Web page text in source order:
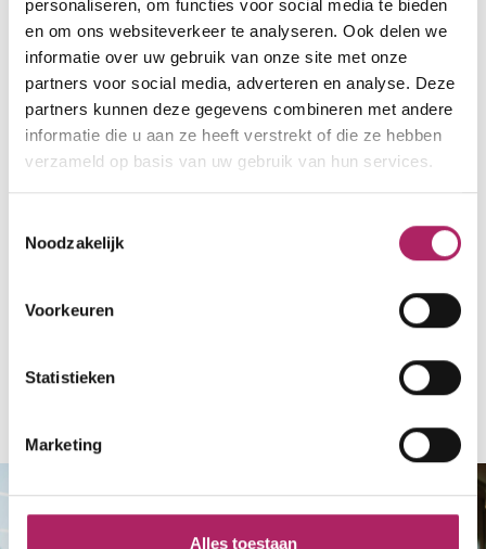
personaliseren, om functies voor social media te bieden
en om ons websiteverkeer te analyseren. Ook delen we
informatie over uw gebruik van onze site met onze
partners voor social media, adverteren en analyse. Deze
partners kunnen deze gegevens combineren met andere
informatie die u aan ze heeft verstrekt of die ze hebben
verzameld op basis van uw gebruik van hun services.
Noodzakelijk
Voorkeuren
Statistieken
Marketing
Alles toestaan
crossfitgent@gmail.com
www.crossfitgent.com/
Zoek fitness in mijn buurt